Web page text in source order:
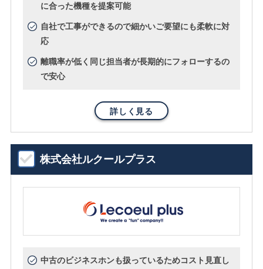
に合った機種を提案可能
自社で工事ができるので細かいご要望にも柔軟に対
応
離職率が低く同じ担当者が長期的にフォローするの
で安心
詳しく見る
株式会社ルクールプラス
中古のビジネスホンも扱っているためコスト見直し